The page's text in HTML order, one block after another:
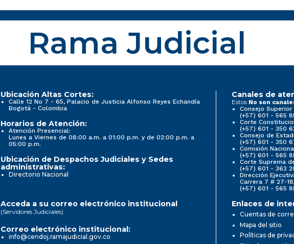
Rama Judicial
Ubicación Altas Cortes:
Calle 12 No 7 - 65, Palacio de Justicia Alfonso Reyes Echandía
Bogotá - Colombia
Horarios de Atención:
Atención Presencial:
Lunes a Viernes de 08:00 a.m. a 01:00 p.m. y de 02:00 p.m. a
05:00 p.m.
Ubicación de Despachos Judiciales y Sedes
administrativas:
Directorio Nacional
Canales de
Estos No son
Consejo
(+57) 601 - 565
Corte
(+57) 601 - 350
Consejo de
(+57) 601 - 350
Comisión
(+57) 601 - 565
Corte Suprema
(+57) 601 - 362
Dirección
Carrera 7 # 27-
(+57) 601 - 565
Acceda a su correo electrónico institucional
(Servidores Judiciales)
Correo electrónico institucional:
info@cendoj.ramajudicial.gov.co
Enlaces de
Cuentas de
Mapa del sitio
Políticas de